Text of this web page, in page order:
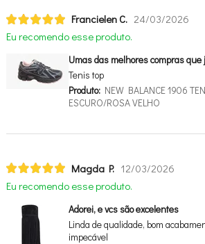
Francielen C. 24/03/2026
Eu recomendo esse produto.
Umas das melhores compras que
Tenis top
Produto:NEW BALANCE 1906
ESCURO/ROSA VELHO
Magda P. 12/03/2026
Eu recomendo esse produto.
Adorei, e vcs são excelentes
Linda de qualidade, bom
impecável